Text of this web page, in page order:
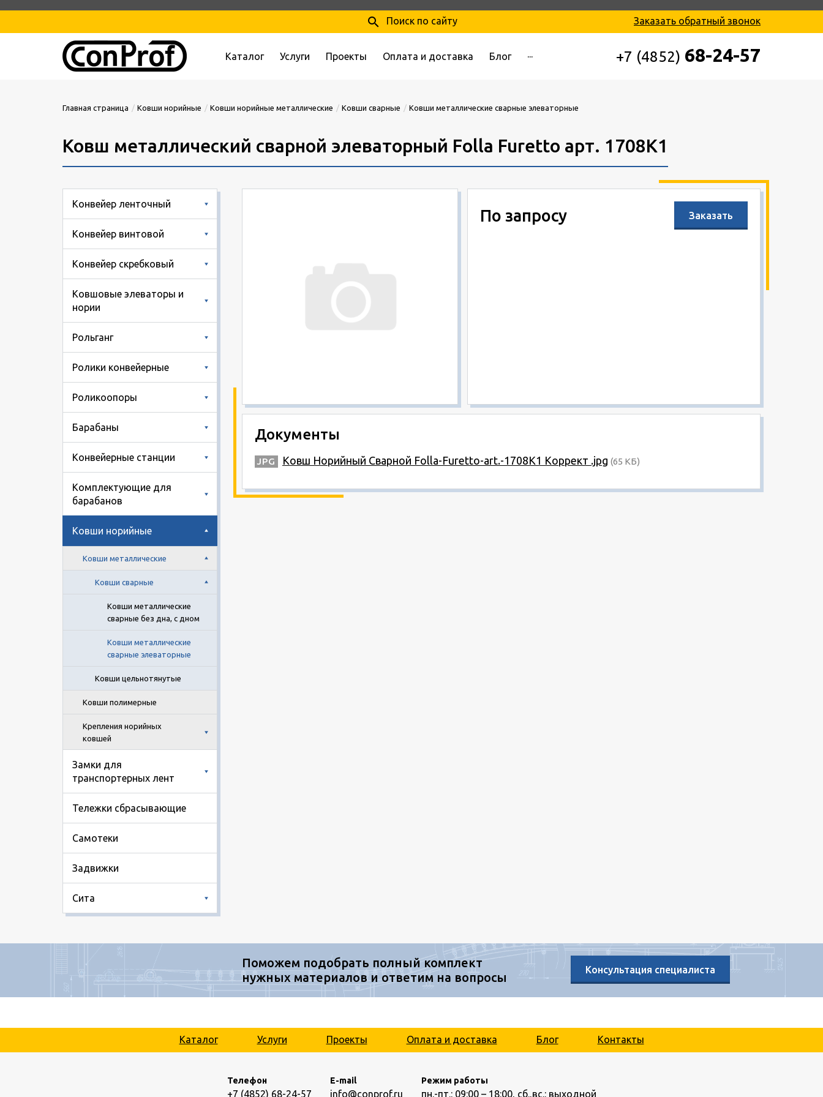
search Поиск по сайту Заказать обратный звонок
Каталог Услуги Проекты Оплата и доставка Блог ··· +7 (4852) 68-24-57
Главная страница Ковши норийные Ковши норийные металлические Ковши сварные Ковши металлические сварные элеваторные
Ковш металлический сварной элеваторный Folla Furetto арт. 1708К1
Конвейер ленточный
Конвейер винтовой
Конвейер скребковый
Ковшовые элеваторы и
нории
Рольганг
Ролики конвейерные
Роликоопоры
Барабаны
Конвейерные станции
Комплектующие для
барабанов
Ковши норийные
Ковши металлические
Ковши сварные
Ковши металлические
сварные без дна, с дном
Ковши металлические
сварные элеваторные
Ковши цельнотянутые
Ковши полимерные
Крепления норийных
ковшей
Замки для
транспортерных лент
Тележки сбрасывающие
Самотеки
Задвижки
Сита
По запросу Заказать
Документы
Ковш Норийный Сварной Folla-Furetto-art.-1708K1 Коррект .jpg (65 КБ)
Поможем подобрать полный комплект
нужных материалов и ответим на вопросы
Консультация специалиста
Каталог Услуги Проекты Оплата и доставка Блог Контакты
Телефон
+7 (4852) 68-24-57
E-mail
info@conprof.ru
Режим работы
пн.-пт.: 09:00 – 18:00, сб.,вс.: выходной